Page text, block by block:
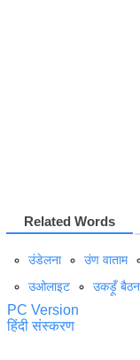
Related Words
उंडेलना उंण वाताम
उओलाइट
उकड़ूँ
PC Version
हिंदी संस्करण